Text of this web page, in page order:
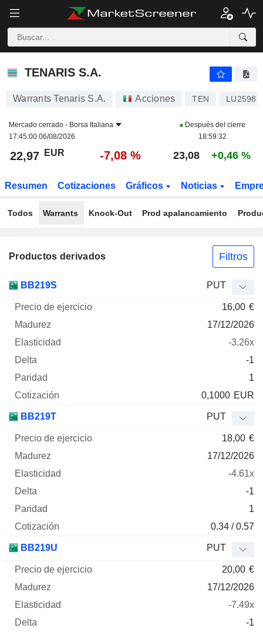
TENARIS S.A.
TENARIS S.A.
Warrants Tenaris S.A. Acciones TEN
Mercado cerrado - Borsa Italiana
17:45:00 06/08/2026
Después del cierre
18:59:32
22,97 EUR -7,08 % 23,08 +0,46 %
Resumen Cotizaciones Gráficos Noticias
Todos Warrants Knock-Out Prod apalancamiento
Productos derivados Filtros
Mnemo Tipo
ejercicio
Delta
BB219S PUT
16,00 €
17/12/2026
-3.26x
-1
1
0,1000 EUR
BB219T PUT
18,00 €
17/12/2026
-4.61x
-1
1
0.34 / 0.57
BB219U PUT
20,00 €
17/12/2026
-7.49x
-1